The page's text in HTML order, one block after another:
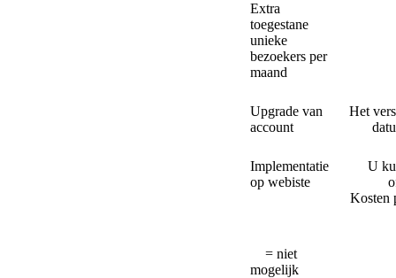
Extra
toegestane
unieke
bezoekers per
maand
Upgrade van
account
Het
Implementatie
op webiste
U
Kosten
= niet
mogelijk